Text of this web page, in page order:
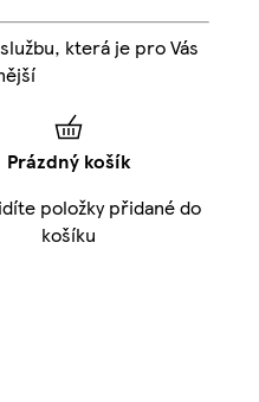
která je pro Vás
Prázdný košík
položky přidané do
košíku